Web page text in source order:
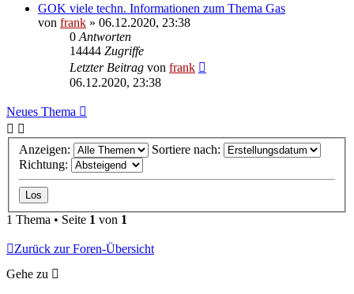
GOK viele techn. Informationen zum Thema Gas
von frank » 06.12.2020, 23:38
0 Antworten
14444 Zugriffe
Letzter Beitrag von frank
06.12.2020, 23:38
Neues Thema
Anzeigen:
Sortiere nach:
Richtung:
1 Thema • Seite 1 von 1
Zurück zur Foren-Übersicht
Gehe zu